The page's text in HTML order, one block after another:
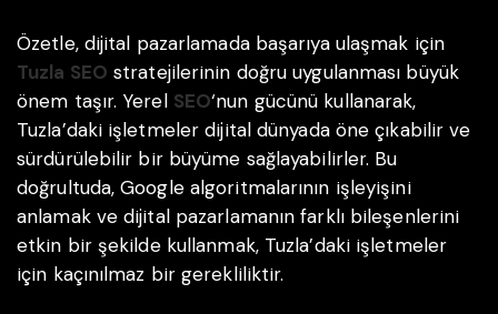
Özetle, dijital pazarlamada başarıya ulaşmak için
Tuzla SEO stratejilerinin doğru uygulanması büyük
önem taşır. Yerel SEO‘nun gücünü kullanarak,
Tuzla’daki işletmeler dijital dünyada öne çıkabilir ve
sürdürülebilir bir büyüme sağlayabilirler. Bu
doğrultuda, Google algoritmalarının işleyişini
anlamak ve dijital pazarlamanın farklı bileşenlerini
etkin bir şekilde kullanmak, Tuzla’daki işletmeler
için kaçınılmaz bir gerekliliktir.